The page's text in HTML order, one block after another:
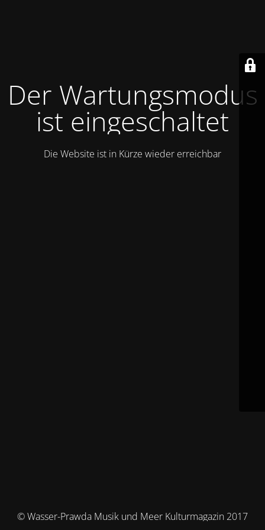
Der Wartungsmodus
ist eingeschaltet
Die Website ist in Kürze wieder erreichbar
© Wasser-Prawda Musik und Meer Kulturmagazin 2017